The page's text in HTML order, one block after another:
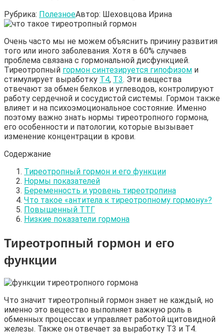
Рубрика: ПолезноеАвтор: Шеховцова Ирина
Очень часто мы не можем объяснить причину развития
того или иного заболевания. Хотя в 60% случаев
проблема связана с гормональной дисфункцией.
Тиреотропный гормон синтезируется гипофизом и
стимулирует выработку Т4, Т3. Эти вещества
отвечают за обмен белков и углеводов, контролируют
работу сердечной и сосудистой системы. Гормон также
влияет и на психоэмоциональное состояние. Именно
поэтому важно знать нормы тиреотропного гормона,
его особенности и патологии, которые вызывает
изменение концентрации в крови.
Содержание
Тиреотропный гормон и его функции
Нормы показателей
Беременность и уровень тиреотропина
Что такое «антитела к тиреотропному гормону»?
Повышенный ТТГ
Низкие показатели гормона
Тиреотропный гормон и его
функции
Что значит тиреотропный гормон знает не каждый, но
именно это вещество выполняет важную роль в
обменных процессах и управляет работой щитовидной
железы. Также он отвечает за выработку Т3 и Т4.